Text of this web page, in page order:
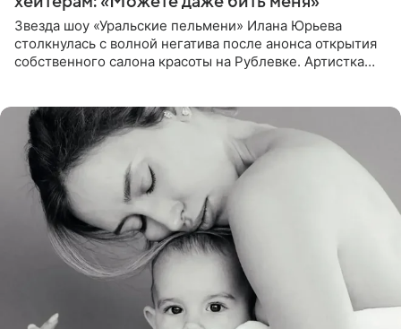
Звезда шоу «Уральские пельмени» Илана Юрьева
столкнулась с волной негатива после анонса открытия
собственного салона красоты на Рублевке. Артистка